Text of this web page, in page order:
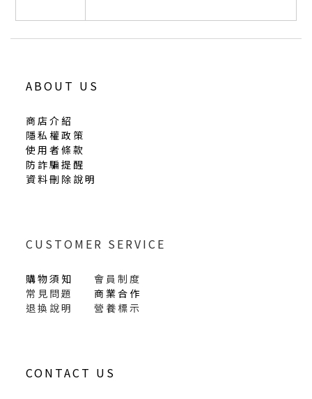
ABOUT US
商店介紹
隱私權政策
使用者條款
防詐騙提醒
資料刪除說明
CUSTOMER SERVICE
購物須知
會員制度
常見問題
商業合作
退換說明
營養標示
CONTACT US